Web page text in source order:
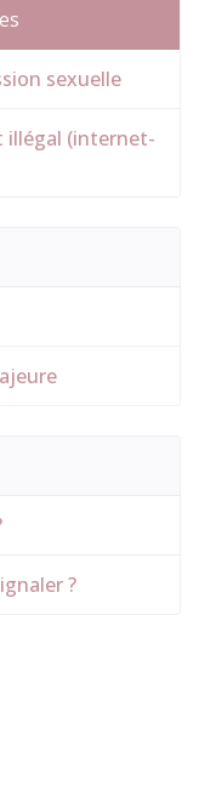
sexuelle
illégal (internet-
?